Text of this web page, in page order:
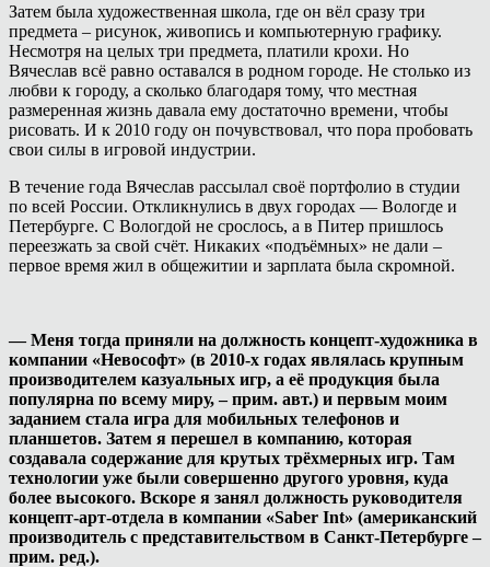
Затем была художественная школа, где он вёл сразу три
предмета – рисунок, живопись и компьютерную графику.
Несмотря на целых три предмета, платили крохи. Но
Вячеслав всё равно оставался в родном городе. Не столько из
любви к городу, а сколько благодаря тому, что местная
размеренная жизнь давала ему достаточно времени, чтобы
рисовать. И к 2010 году он почувствовал, что пора пробовать
свои силы в игровой индустрии.
В течение года Вячеслав рассылал своё портфолио в студии
по всей России. Откликнулись в двух городах — Вологде и
Петербурге. С Вологдой не срослось, а в Питер пришлось
переезжать за свой счёт. Никаких «подъёмных» не дали –
первое время жил в общежитии и зарплата была скромной.
— Меня тогда приняли на должность концепт-художника в
компании «Невософт» (в 2010-х годах являлась крупным
производителем казуальных игр, а её продукция была
популярна по всему миру, – прим. авт.) и первым моим
заданием стала игра для мобильных телефонов и
планшетов. Затем я перешел в компанию, которая
создавала содержание для крутых трёхмерных игр. Там
технологии уже были совершенно другого уровня, куда
более высокого. Вскоре я занял должность руководителя
концепт-арт-отдела в компании «Saber Int» (американский
производитель с представительством в Санкт-Петербурге –
прим. ред.).